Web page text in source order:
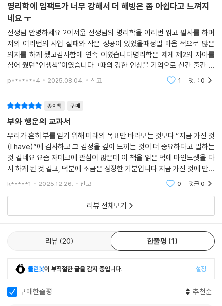
모든 것이 구체적으로 살펴진다.
부자들은 재산 규모에 따라 한 번 더 나뉘게 된다. 1억 달러 이하는 1천만, 2
천만, 4천만, 7천만, 1억 달러로, 그리고 1억~10억 달러의 구간은 세 단계
로 구분되는 것이다. 여기에 중산층 및 서민층의 자료까지 더한 결과 서윤
은 과학적 통계 모델을 완성할 수 있었다.
--- p.128
“그것은 ‘감정’이에요.” “네? 사람은 감정에 휘둘리기 때문에 이기기 힘들
실이지만 감정이란 현실을 변화시키는 힘을 가진 귀중한 에너지예요. 게다
가 감정 에너지는 생명력과 연결되어 있죠. 어떤 인공지능도 표현을 모방
할 뿐, 실제적인 감정 에너지를 가질 수는 없어요. 하지만 감정을 잘 활용한
다면 부를 가져다주는 원천이 될 수 있어요.”
--- p.153
그녀가 컵을 좌우로 흔들더니 움직임을 멈추고 내 눈을 응시하며 질문을
던졌다. “이 컵이 우리에게 있는 부의 그릇, 물은 돈이라고 생각해보죠. 이
요?” “마음의 그릇도 마찬가지예요. 물컵이 갈팡질팡 흔들리는데 재물이
온전히 담겨 있을 리 없죠. 마음이 편안할 때 그 안의 물도 차분하게 머무르
짐을 유지하고 있었어요. 부자여서 마음이 편안한 것이 아니라 돈에 대해
--- p.193
저자 이서윤은 수만 건의 사례를 직접 분석한 결과와 동서양의 고전 및 심
리학, 양자물리학과 뇌과학 등을 넘나드는 설명으로 독자들을 부와 행운의
세계로 인도한다. 자신의 감정을 활용해 쉽고 빠르게 풍요로운 삶을 누릴
수 있도록 돕는 이 책은, 자신을 괴롭히는 불안감에서 벗어나 진정으로 원
하는 인생을 살 수 있도록 이끌어준다.
부와 행운을 만나는 출발점, 마법의 감정 Having
서 시작해요.”
“때론 기다림도 필요합니다. 여기서 기다리는 것은 감나무 아래 누워 감이
떨어지기를 기다리는 소극적 게으름과 달라요. Having을 하면서 자신에
게 투자하는 적극적인 기다림입니다. 기억하세요. 꿈이 클수록 기다림도
큰 과실을 딸 수 있답니다.”
“불안과 긴장의 자석은 돈을 밀어내고, 기쁨과 편안함의 자석은 돈을 끌어
이 책은 전직 기자인 홍주연이 행운의 구루 이서윤과의 인터뷰를 통해 부
가 되는 방법에 대한 질문에 이서윤은 쉽고 빠르게 풍요를 누릴 수 있는 길
상치 못한 행운들이 찾아왔고 건강한 소비 패턴, 재산의 증가라는 변화가
명리학에 임팩트가 너무 강해서 더 해빙은 좀 아쉽다고 느껴지
네요 ㅜ
선생님 안녕하세요 ?이서윤 선생님의 명리학을 여러번 읽고 필사를 하며
저의 여러번의 사업 실패와 작은 성공이 있었을때정말 마음 적으로 많은
의지를 하게 됐고감사함에 연속 이였습니다명리학은 제게 제2의 자아를
심어 줬던“인생책”이였습니다그때의 강한 인상을 기억으로 신간 출간 소
식에바로 달려와 책을 구매해 반 이상을 읽었는데너무 기대가 컷던 걸까요
ㅠ ?홍기자님의 인터
p*******4 2025.08.04. 신고 1 댓글0
종이책 구매
부와 행운의 교과서
우리가 흔히 부를 얻기 위해 미래의 목표만 바라보는 것보다 “지금 가진 것
(I have)”에 감사하고 그 감정을 깊이 느끼는 것이 더 중요하다고 말하는
것 같네요.요즘 재테크에 관심이 많은데 이 책을 읽은 덕에 마인드셋을 다
시 하게 된 것 같고, 덕분에 조금은 성장한 기분입니다.지금 가진 것에 만족
하는 법을 아는게 저 자신에게 얼마나 중요한 것인지 깨닫게해주는 책입니
k*****1 2025.12.26. 신고 0 댓글0
리뷰 전체보기
리뷰 20 한줄평 1
클린봇이 부적절한 글을 감지 중입니다. 설정
구매한줄평 추천순